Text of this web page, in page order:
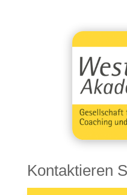
Kontaktieren